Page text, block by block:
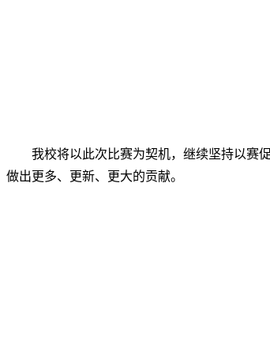
我校将以此次比赛为契机，继续坚持以赛
做出更多、更新、更大的贡献。